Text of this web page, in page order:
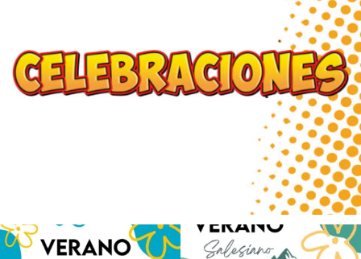
Los alumnos de 6º de Primaria, 1º y 2º de
la ESO...
La diversión y la alegría también se han
sentido...